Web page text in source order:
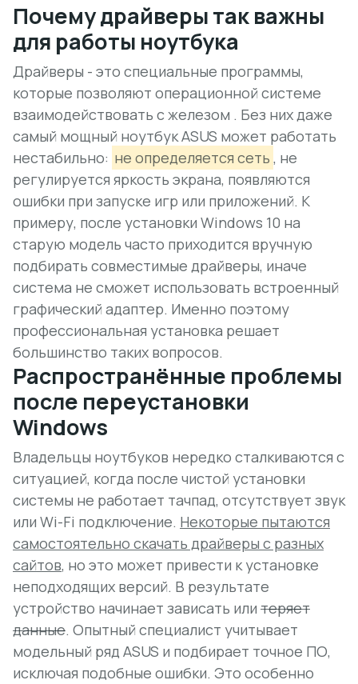
Почему драйверы так важны
для работы ноутбука
Драйверы - это специальные программы,
которые позволяют операционной системе
взаимодействовать с железом . Без них даже
самый мощный ноутбук ASUS может работать
нестабильно: не определяется сеть , не
регулируется яркость экрана, появляются
ошибки при запуске игр или приложений. К
примеру, после установки Windows 10 на
старую модель часто приходится вручную
подбирать совместимые драйверы, иначе
система не сможет использовать встроенный
графический адаптер. Именно поэтому
профессиональная установка решает
большинство таких вопросов.
Распространённые проблемы
после переустановки
Windows
Владельцы ноутбуков нередко сталкиваются с
ситуацией, когда после чистой установки
системы не работает тачпад, отсутствует звук
или Wi-Fi подключение. Некоторые пытаются
самостоятельно скачать драйверы с разных
сайтов, но это может привести к установке
неподходящих версий. В результате
устройство начинает зависать или теряет
данные. Опытный специалист учитывает
модельный ряд ASUS и подбирает точное ПО,
исключая подобные ошибки. Это особенно